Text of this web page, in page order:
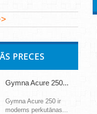
PRECES
Gymna Acure 250...
Gymna Acure 250 ir
moderns perkutānas...